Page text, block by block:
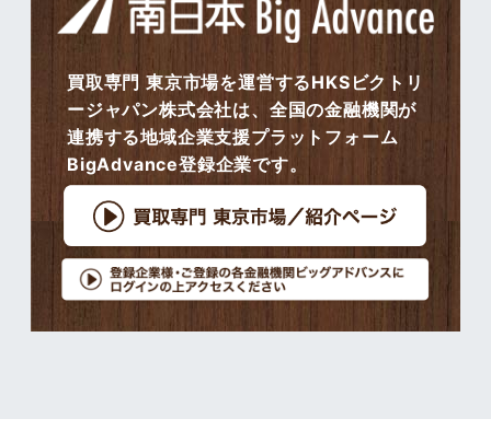
買取専門 東京市場を運営するHKSビクトリ
ージャパン株式会社は、全国の金融機関が
連携する地域企業支援プラットフォーム
BigAdvance登録企業です。